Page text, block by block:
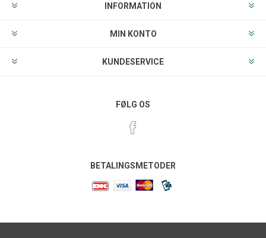
INFORMATION
MIN KONTO
KUNDESERVICE
FØLG OS
BETALINGSMETODER